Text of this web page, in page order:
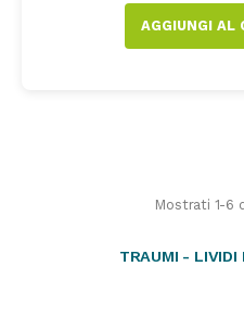
AGGIUNGI AL
Mostrati 1-6
TRAUMI - LIVIDI